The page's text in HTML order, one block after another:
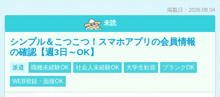
掲載日：2026.08.04
未読
シンプル＆こつこつ！スマホアプリの会員情報
の確認【週3日～OK】
派遣 職種未経験OK 社会人未経験OK 大学生歓迎
ブランクOK
WEB登録・面接OK